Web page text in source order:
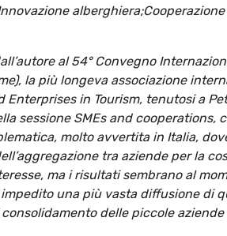
alberghiera;Cooperazione
al 54° Convegno
la più longeva associazione
Enterprises in Tourism, tenutosi a
sessione SMEs and
molto avvertita in Italia,
tra aziende per la
ma i risultati sembrano al
una più vasta diffusione di
delle piccole